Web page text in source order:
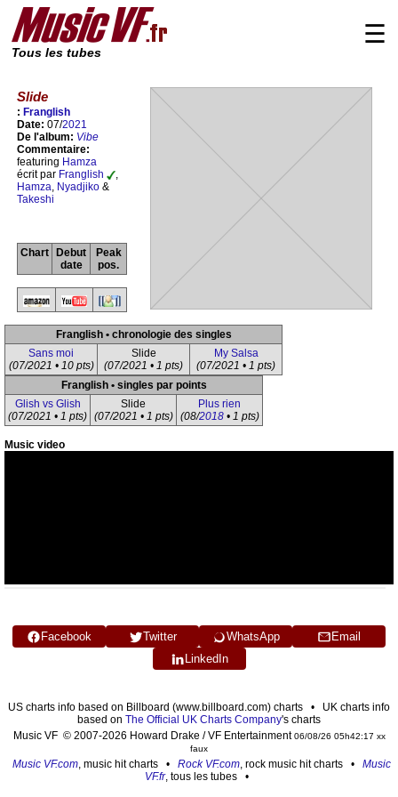
Tous les tubes
☰
Slide
: Franglish
Date: 07/2021
De l'album: Vibe
Commentaire:
featuring Hamza
écrit par Franglish
,
Hamza, Nyadjiko &
Takeshi
Chart
Debut
date
Peak
pos.
Franglish • chronologie des singles
Sans moi
(07/2021 • 10 pts)
Slide
(07/2021 • 1 pts)
My Salsa
(07/2021 • 1 pts)
Franglish • singles par points
Glish vs Glish
(07/2021 • 1 pts)
Slide
(07/2021 • 1 pts)
Plus rien
(08/2018• 1 pts)
Music video
Facebook Twitter WhatsApp
Email
LinkedIn
US charts info based on Billboard (www.billboard.com) charts • UK charts info
based on The Official UK Charts Company's charts
Music VF © 2007-2026 Howard Drake / VF Entertainment06/08/26 05h42:17 xx
faux
Music VF.com, music hit charts • Rock VF.com, rock music hit charts • Music
VF.fr, tous les tubes •